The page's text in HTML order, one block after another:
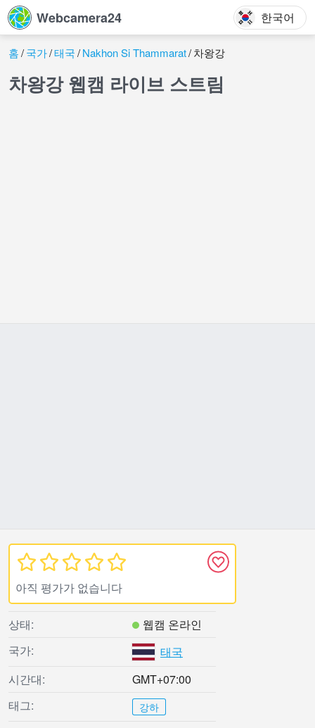
Webcamera24 한국어
홈 국가 태국 Nakhon Si Thammarat 차왕강
차왕강 웹캠 라이브 스트림
아직 평가가 없습니다
상태:
웹캠 온라인
국가:
태국
시간대:
GMT+07:00
태그:
강하